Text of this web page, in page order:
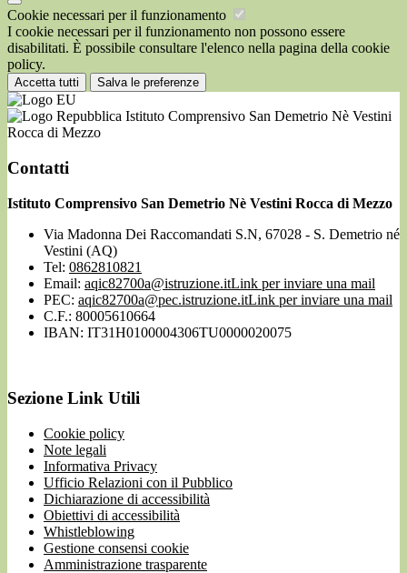
Cookie necessari per il funzionamento
I cookie necessari per il funzionamento non possono essere
disabilitati. È possibile consultare l'elenco nella pagina della cookie
policy.
Accetta tutti Salva le preferenze
Istituto Comprensivo San Demetrio Nè Vestini
Rocca di Mezzo
Contatti
Istituto Comprensivo San Demetrio Nè Vestini Rocca di Mezzo
Via Madonna Dei Raccomandati S.N, 67028 - S. Demetrio né
Vestini (AQ)
Tel: 0862810821
Email: aqic82700a@istruzione.itLink per inviare una mail
PEC: aqic82700a@pec.istruzione.itLink per inviare una mail
C.F.: 80005610664
IBAN: IT31H0100004306TU0000020075
Sezione Link Utili
Cookie policy
Note legali
Informativa Privacy
Ufficio Relazioni con il Pubblico
Dichiarazione di accessibilità
Obiettivi di accessibilità
Whistleblowing
Gestione consensi cookie
Amministrazione trasparente